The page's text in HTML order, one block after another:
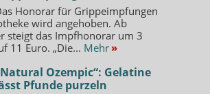
Honorar für Grippeimpfungen
wird angehoben. Ab
steigt das Impfhonorar um 3
11 Euro. „Die... Mehr »
Ozempic“: Gelatine
Pfunde purzeln